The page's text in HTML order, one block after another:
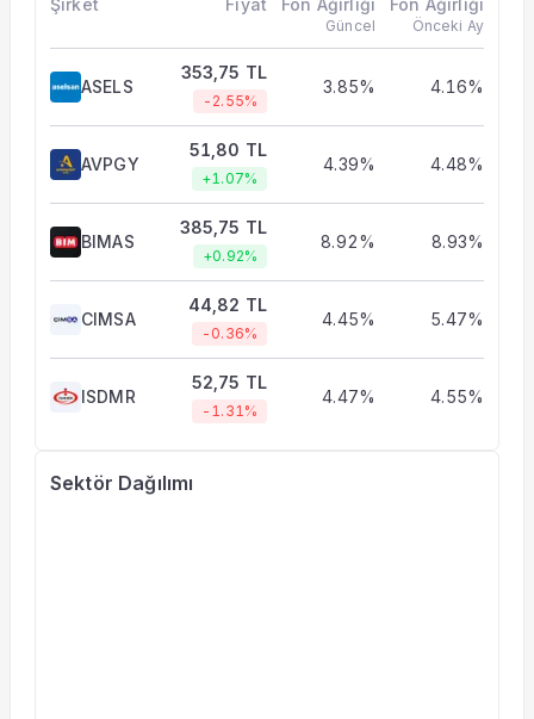
Şirket Fiyat Fon Ağırlığı
Güncel
Fon Ağırlığı
Önceki Ay
ASELS
353,75 TL
-2.55%
3.85% 4.16%
AVPGY
51,80 TL
+1.07%
4.39% 4.48%
BIMAS
385,75 TL
+0.92%
8.92% 8.93%
CIMSA
44,82 TL
-0.36%
4.45% 5.47%
ISDMR
52,75 TL
-1.31%
4.47% 4.55%
Sektör Dağılımı